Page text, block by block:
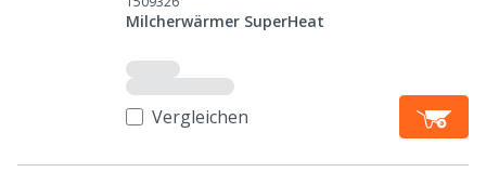
Milcherwärmer SuperHeat
Vergleichen